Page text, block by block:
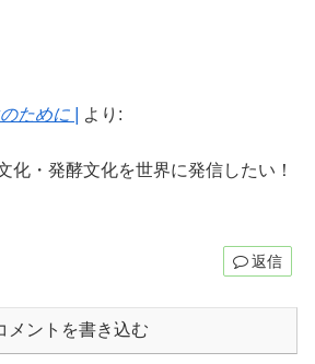
ために | より:
化・発酵文化を世界に発信したい！
返信
メントを書き込む